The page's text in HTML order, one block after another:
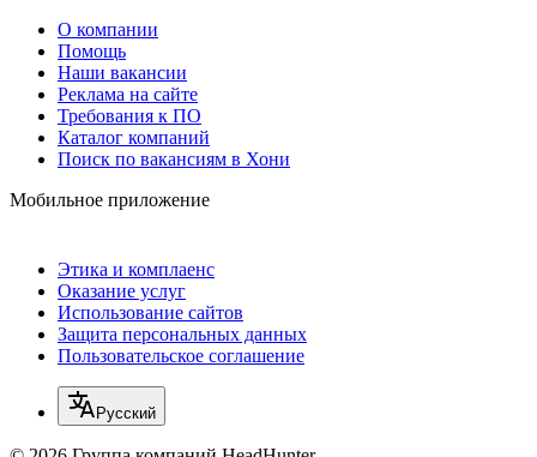
О компании
Помощь
Наши вакансии
Реклама на сайте
Требования к ПО
Каталог компаний
Поиск по вакансиям в Хони
Мобильное приложение
Этика и комплаенс
Оказание услуг
Использование сайтов
Защита персональных данных
Пользовательское соглашение
Русский